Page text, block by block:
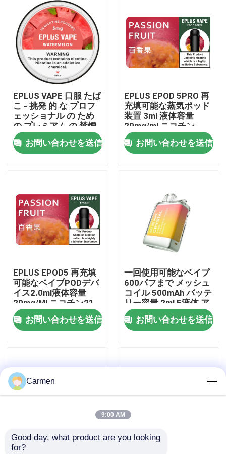
製品
ビデオ
会社案内
品質管理
見積依頼
ELFBAR 蒸気
EPLUS VAPE 口服 たば
こ - 挑発 的 な プロフ
ェッショナル の ため
の プレミアム の 禁煙
ソリューション
お問い合わせを送信
EPLUS EPOD 5PRO 再
充填可能な蒸気ポッド
装置 3ml 液体容量
20mg/ml ニコチン
お問い合わせを送信
EPLUS EPOD5 再充填
可能なベイプPODデバ
イス2.0ml液体容量
20mg/Ml ニコチン21
味のオプション
お問い合わせを送信
一回使用可能なベイプ
600パフまで メッシュ
コイル 500mAh バッテ
リー容量 2ml E液体 ア
ナナス 桃 マンゴー
お問い合わせを送信
一回使用可能なベイプ
Carmen
9:00 AM
Good day, what product are you looking
for?